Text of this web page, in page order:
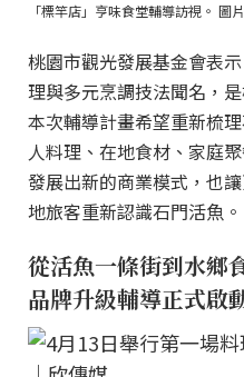
「標竿店」亨味食堂輔導訪視。 圖
桃園市觀光發展基金會表
理與多元烹調技法聞名，
本次輔導計畫希望重新梳
人料理、在地食材、家庭
發展出新的商業模式，也
地旅客重新認識石門活魚。
從活魚一條街到水鄉
品牌升級輔導正式啟